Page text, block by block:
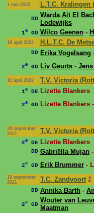
1 mei 2022 L.T.C. Kralingen
DD Warda Ait El
Lodewijks
1e GD Wilco Geenen -
18 april 2022 H.L.T.C. De
DD Erika Vogelsang
2e GD Liv Geurts -
10 april 2022 T.V. Victoria
1e DE Lizette Blankers
2e GD Lizette Blankers -
26 september
2021
T.V. Victoria
2e DE Lizette Blankers
DD Gabriëlla Mujan
2e GD Erik Brummer -
19 september
2021
T.C. Zandvoort 2
DD Annika Barth -
2e GD
Wouter van
Maatman